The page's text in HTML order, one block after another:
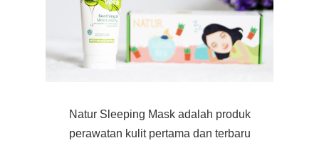
Natur Sleeping Mask adalah produk
perawatan kulit pertama dan terbaru